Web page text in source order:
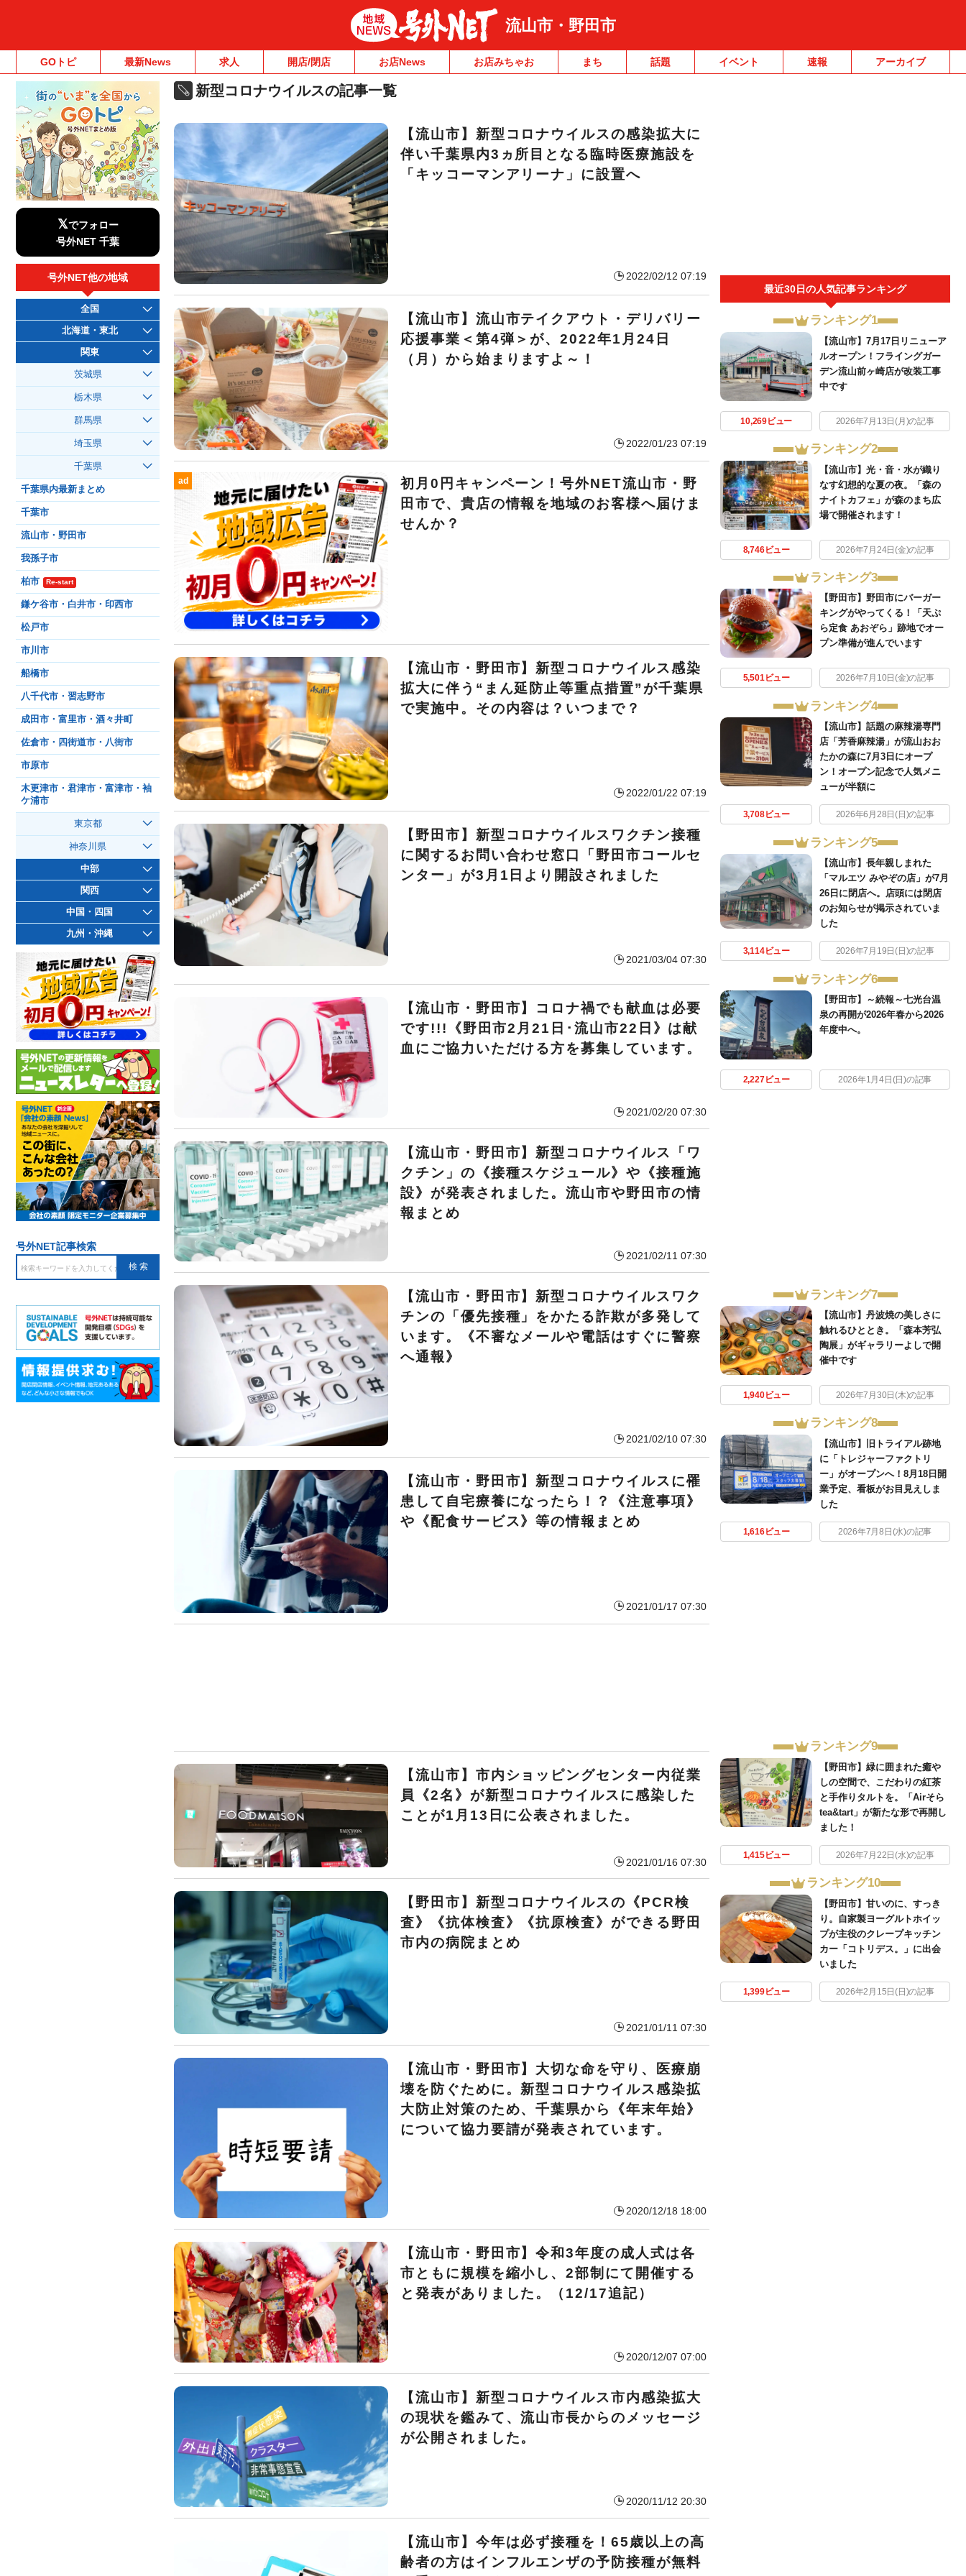
流山市・野田市
GOトピ 最新News 求人 開店/閉店 お店News お店みちゃお まち 話題 イベント 速報 アーカイブ
新型コロナウイルスの記事一覧
【流山市】新型コロナウイルスの感染拡大に
伴い千葉県内3ヵ所目となる臨時医療施設を
「キッコーマンアリーナ」に設置へ
2022/02/12 07:19
【流山市】流山市テイクアウト・デリバリー
応援事業＜第4弾＞が、2022年1月24日
（月）から始まりますよ～！
2022/01/23 07:19
ad
初月0円キャンペーン！号外NET流山市・野
田市で、貴店の情報を地域のお客様へ届けま
せんか？
【流山市・野田市】新型コロナウイルス感染
拡大に伴う“まん延防止等重点措置”が千葉県
で実施中。その内容は？いつまで？
2022/01/22 07:19
【野田市】新型コロナウイルスワクチン接種
に関するお問い合わせ窓口「野田市コールセ
ンター」が3月1日より開設されました
2021/03/04 07:30
【流山市・野田市】コロナ禍でも献血は必要
です!!!《野田市2月21日･流山市22日》は献
血にご協力いただける方を募集しています。
2021/02/20 07:30
【流山市・野田市】新型コロナウイルス「ワ
クチン」の《接種スケジュール》や《接種施
設》が発表されました。流山市や野田市の情
報まとめ
2021/02/11 07:30
【流山市・野田市】新型コロナウイルスワク
チンの「優先接種」をかたる詐欺が多発して
います。《不審なメールや電話はすぐに警察
へ通報》
2021/02/10 07:30
【流山市・野田市】新型コロナウイルスに罹
患して自宅療養になったら！？《注意事項》
や《配食サービス》等の情報まとめ
2021/01/17 07:30
【流山市】市内ショッピングセンター内従業
員《2名》が新型コロナウイルスに感染した
ことが1月13日に公表されました。
2021/01/16 07:30
【野田市】新型コロナウイルスの《PCR検
査》《抗体検査》《抗原検査》ができる野田
市内の病院まとめ
2021/01/11 07:30
【流山市・野田市】大切な命を守り、医療崩
壊を防ぐために。新型コロナウイルス感染拡
大防止対策のため、千葉県から《年末年始》
について協力要請が発表されています。
2020/12/18 18:00
【流山市・野田市】令和3年度の成人式は各
市ともに規模を縮小し、2部制にて開催する
と発表がありました。（12/17追記）
2020/12/07 07:00
【流山市】新型コロナウイルス市内感染拡大
の現状を鑑みて、流山市長からのメッセージ
が公開されました。
2020/11/12 20:30
【流山市】今年は必ず接種を！65歳以上の高
齢者の方はインフルエンザの予防接種が無料
最近30日の人気記事ランキング
ランキング1
【流山市】7月17日リニューア
ルオープン！フライングガー
デン流山前ヶ崎店が改装工事
中です
10,269ビュー 2026年7月13日(月)の記事
ランキング2
【流山市】光・音・水が織り
なす幻想的な夏の夜。「森の
ナイトカフェ」が森のまち広
場で開催されます！
8,746ビュー 2026年7月24日(金)の記事
ランキング3
【野田市】野田市にバーガー
キングがやってくる！「天ぷ
ら定食 あおぞら」跡地でオー
プン準備が進んでいます
5,501ビュー 2026年7月10日(金)の記事
ランキング4
【流山市】話題の麻辣湯専門
店「芳香麻辣湯」が流山おお
たかの森に7月3日にオープ
ン！オープン記念で人気メニ
ューが半額に
3,708ビュー 2026年6月28日(日)の記事
ランキング5
【流山市】長年親しまれた
「マルエツ みやぞの店」が7月
26日に閉店へ。店頭には閉店
のお知らせが掲示されていま
した
3,114ビュー 2026年7月19日(日)の記事
ランキング6
【野田市】～続報～七光台温
泉の再開が2026年春から2026
年度中へ。
2,227ビュー 2026年1月4日(日)の記事
ランキング7
【流山市】丹波焼の美しさに
触れるひととき。「森本芳弘
陶展」がギャラリーよしで開
催中です
1,940ビュー 2026年7月30日(木)の記事
ランキング8
【流山市】旧トライアル跡地
に「トレジャーファクトリ
ー」がオープンへ！8月18日開
業予定、看板がお目見えしま
した
1,616ビュー 2026年7月8日(水)の記事
ランキング9
【野田市】緑に囲まれた癒や
しの空間で、こだわりの紅茶
と手作りタルトを。「Airそら
tea&tart」が新たな形で再開し
ました！
1,415ビュー 2026年7月22日(水)の記事
ランキング10
【野田市】甘いのに、すっき
り。自家製ヨーグルトホイッ
プが主役のクレープキッチン
カー「コトリデス。」に出会
いました
1,399ビュー 2026年2月15日(日)の記事
𝕏でフォロー
号外NET 千葉
号外NET他の地域
全国
北海道・東北
関東
茨城県
栃木県
群馬県
埼玉県
千葉県
千葉県内最新まとめ
千葉市
流山市・野田市
我孫子市
柏市 Re-start
鎌ケ谷市・白井市・印西市
松戸市
市川市
船橋市
八千代市・習志野市
成田市・富里市・酒々井町
佐倉市・四街道市・八街市
市原市
木更津市・君津市・富津市・袖
ケ浦市
東京都
神奈川県
中部
関西
中国・四国
九州・沖縄
号外NET記事検索